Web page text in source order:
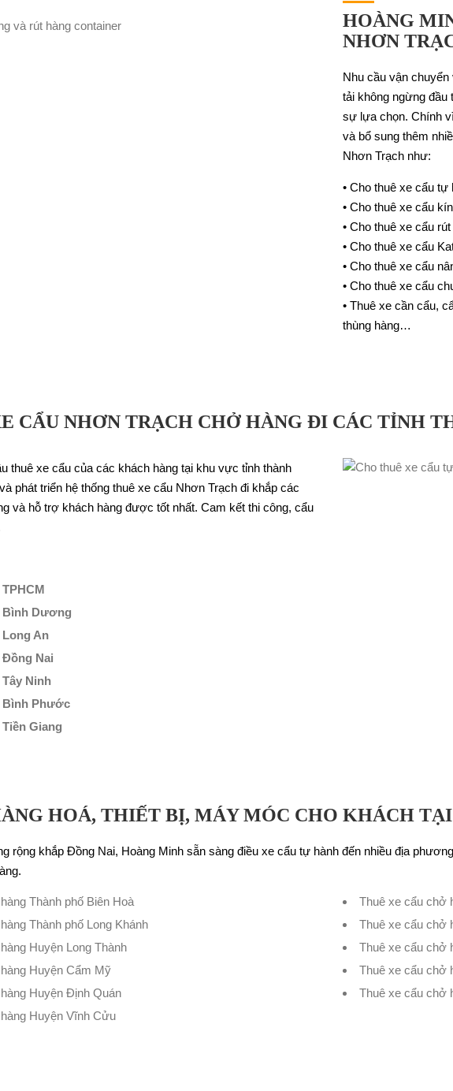
HOÀNG
NHƠN
Nhu cầu vận
tải không ngừng đầu
sự lựa chọn. Chính
và bổ sung thêm
Nhơn Trạch như:
• Cho thuê xe cẩu tự
• Cho thuê xe cẩu
• Cho thuê xe cẩu
• Cho thuê xe cẩu
• Cho thuê xe cẩu
• Cho thuê xe cẩu
• Thuê xe cần cẩu,
thùng hàng…
CẨU NHƠN TRẠCH CHỞ HÀNG ĐI CÁC TỈNH
thuê xe cẩu của các khách hàng tại khu vực tỉnh thành
phát triển hệ thống thuê xe cẩu Nhơn Trạch đi khắp các
và hỗ trợ khách hàng được tốt nhất. Cam kết thi công, cẩu
Bình Dương
Long An
Đồng Nai
Ninh
Bình Phước
Giang
HOÁ, THIẾT BỊ, MÁY MÓC CHO KHÁCH
rộng khắp Đồng Nai, Hoàng Minh sẵn sàng điều xe cẩu tự hành đến nhiều địa
Thành phố Biên Hoà
Thành phố Long Khánh
Huyện Long Thành
Huyện Cẩm Mỹ
Huyện Định Quán
Huyện Vĩnh Cửu
Thuê xe cẩu chở
Thuê xe cẩu chở
Thuê xe cẩu chở
Thuê xe cẩu chở
Thuê xe cẩu chở